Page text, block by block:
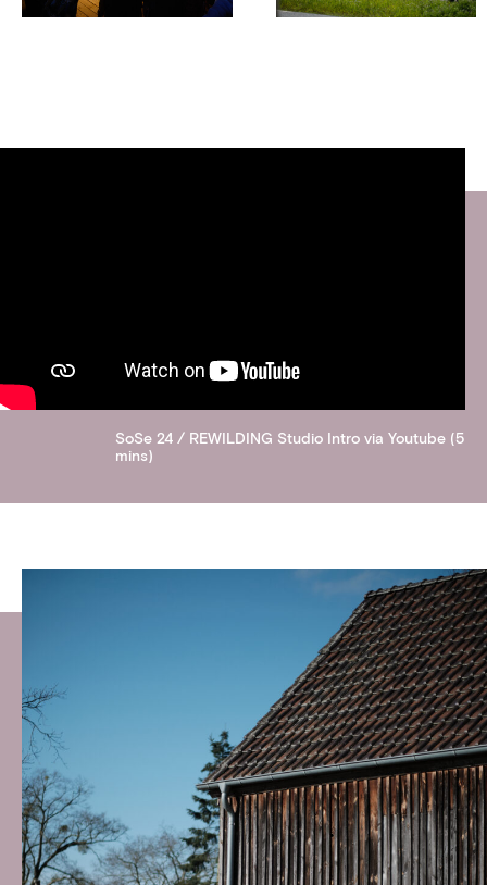
SoSe 24 / REWILDING Studio Intro via Youtube (5
mins)